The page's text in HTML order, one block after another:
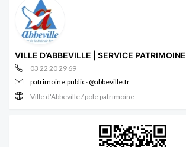
VILLE D’ABBEVILLE | SERVICE PATRIMOINE
03 22 20 29 69
patrimoine.publics@abbeville.fr
Ville d'Abbeville / pole patrimoine